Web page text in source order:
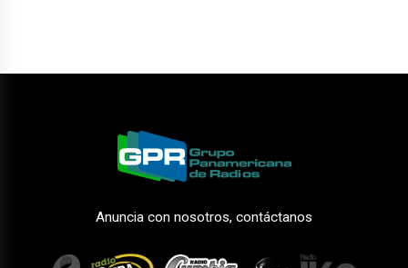
Anuncia con nosotros, contáctanos